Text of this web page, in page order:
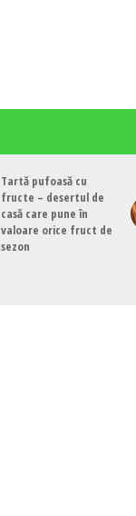
Tartă pufoasă cu
fructe – desertul de
casă care pune în
valoare orice fruct de
sezon